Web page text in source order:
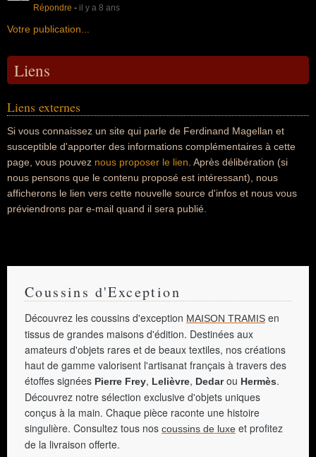
Répondre - il y a 8 ans
Votre publication...
Liens
Liens externes
Si vous connaissez un site qui parle de Ferdinand Magellan et
susceptible d'apporter des informations complémentaires à cette
page, vous pouvez nous proposer le lien . Après délibération (si
nous pensons que le contenu proposé est intéressant), nous
afficherons le lien vers cette nouvelle source d'infos et nous vous
préviendrons par e-mail quand il sera publié.
Coussins d'Exception
Découvrez les coussins d'exception MAISON TRAMIS en
tissus de grandes maisons d'édition. Destinées aux
amateurs d'objets rares et de beaux textiles, nos créations
haut de gamme valorisent l'artisanat français à travers des
étoffes signées Pierre Frey, Lelièvre, Dedarou Hermès.
Découvrez notre sélection exclusive d'objets uniques
conçus à la main. Chaque pièce raconte une histoire
singulière. Consultez tous nos coussins de luxe et profitez
de la livraison offerte.